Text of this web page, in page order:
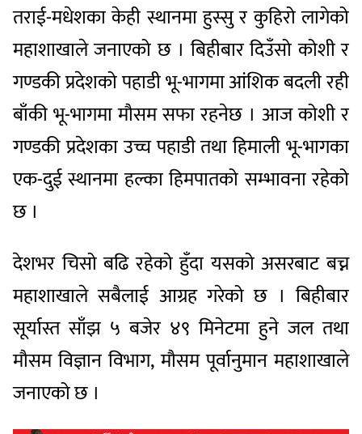
तराई-मधेशका केही स्थानमा हुस्सु र कुहिरो लागेको
महाशाखाले जनाएको छ । बिहीबार दिउँसो कोशी र
गण्डकी प्रदेशको पहाडी भू-भागमा आंशिक बदली रही
बाँकी भू-भागमा मौसम सफा रहनेछ । आज कोशी र
गण्डकी प्रदेशका उच्च पहाडी तथा हिमाली भू-भागका
एक-दुई स्थानमा हल्का हिमपातको सम्भावना रहेको
छ ।
देशभर चिसो बढि रहेको हुँदा यसको असरबाट बच्न
महाशाखाले सबैलाई आग्रह गरेको छ । बिहीबार
सूर्यास्त साँझ ५ बजेर ४९ मिनेटमा हुने जल तथा
मौसम विज्ञान विभाग, मौसम पूर्वानुमान महाशाखाले
जनाएको छ ।